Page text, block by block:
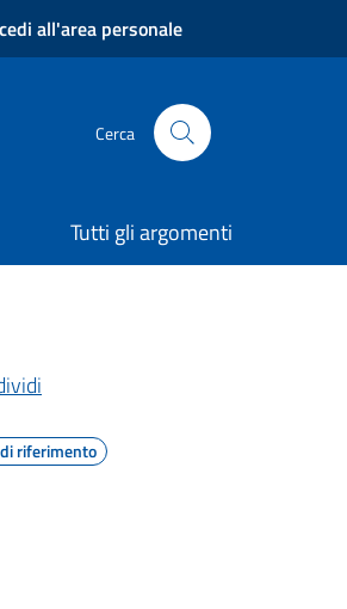
all'area personale
Cerca
Tutti gli argomenti
riferimento